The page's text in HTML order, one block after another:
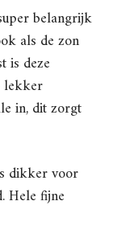
belangrijk
als de zon
is deze
lekker
in, dit zorgt
dikker voor
Hele fijne